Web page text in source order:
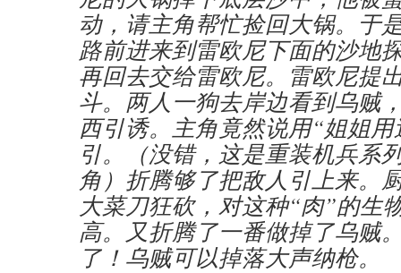
动，请主角帮忙捡回大锅。于
路前进来到雷欧尼下面的沙地
再回去交给雷欧尼。雷欧尼提
斗。两人一狗去岸边看到乌贼
西引诱。主角竟然说用“姐姐
引。（没错，这是重装机兵系
角）折腾够了把敌人引上来。
大菜刀狂砍，对这种“肉”的生
高。又折腾了一番做掉了乌贼
了！乌贼可以掉落大声纳枪。